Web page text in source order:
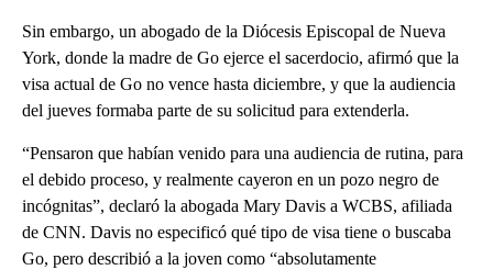
Sin embargo, un abogado de la Diócesis Episcopal de Nueva
York, donde la madre de Go ejerce el sacerdocio, afirmó que la
visa actual de Go no vence hasta diciembre, y que la audiencia
del jueves formaba parte de su solicitud para extenderla.
“Pensaron que habían venido para una audiencia de rutina, para
el debido proceso, y realmente cayeron en un pozo negro de
incógnitas”, declaró la abogada Mary Davis a WCBS, afiliada
de CNN. Davis no especificó qué tipo de visa tiene o buscaba
Go, pero describió a la joven como “absolutamente